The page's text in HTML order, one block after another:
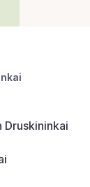
Druskininkai